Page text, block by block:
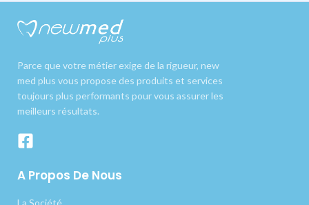
Parce que votre métier exige de la rigueur, new
med plus vous propose des produits et services
toujours plus performants pour vous assurer les
meilleurs résultats.
A Propos De Nous